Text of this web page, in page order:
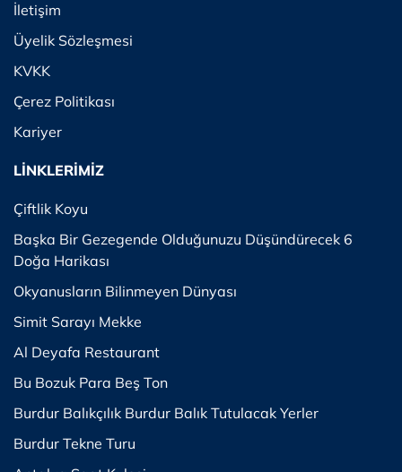
İletişim
Üyelik Sözleşmesi
KVKK
Çerez Politikası
Kariyer
LİNKLERİMİZ
Çiftlik Koyu
Başka Bir Gezegende Olduğunuzu Düşündürecek 6
Doğa Harikası
Okyanusların Bilinmeyen Dünyası
Simit Sarayı Mekke
Al Deyafa Restaurant
Bu Bozuk Para Beş Ton
Burdur Balıkçılık Burdur Balık Tutulacak Yerler
Burdur Tekne Turu